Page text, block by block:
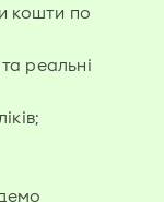
кошти по
реальні